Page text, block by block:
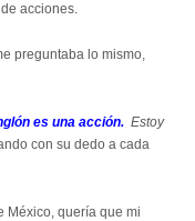
acciones.
preguntaba lo mismo,
es una acción. Estoy
con su dedo a cada
México, quería que mi